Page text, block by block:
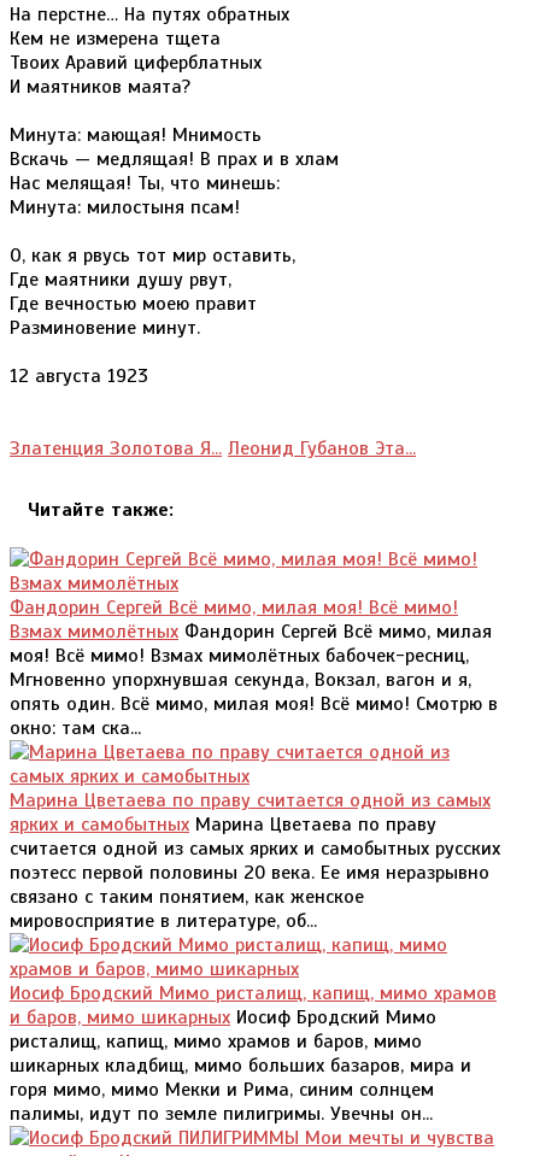
На перстне… На путях обратных
Кем не измерена тщета
Твоих Аравий циферблатных
И маятников маята?
Минута: мающая! Мнимость
Вскачь — медлящая! В прах и в хлам
Нас мелящая! Ты, что минешь:
Минута: милостыня псам!
О, как я рвусь тот мир оставить,
Где маятники душу рвут,
Где вечностью моею правит
Разминовение минут.
12 августа 1923
Златенция Золотова Я... Леонид Губанов Эта...
Читайте также:
Фандорин Сергей Всё мимо, милая моя! Всё мимо!
Взмах мимолётных Фандорин Сергей Всё мимо, милая
моя! Всё мимо! Взмах мимолётных бабочек-ресниц,
Мгновенно упорхнувшая секунда, Вокзал, вагон и я,
опять один. Всё мимо, милая моя! Всё мимо! Смотрю в
окно: там ска...
Марина Цветаева по праву считается одной из самых
ярких и самобытных Марина Цветаева по праву
считается одной из самых ярких и самобытных русских
поэтесс первой половины 20 века. Ее имя неразрывно
связано с таким понятием, как женское
мировосприятие в литературе, об...
Иосиф Бродский Мимо ристалищ, капищ, мимо храмов
и баров, мимо шикарных Иосиф Бродский Мимо
ристалищ, капищ, мимо храмов и баров, мимо
шикарных кладбищ, мимо больших базаров, мира и
горя мимо, мимо Мекки и Рима, синим солнцем
палимы, идут по земле пилигримы. Увечны он...